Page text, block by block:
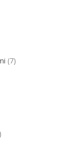
(7)